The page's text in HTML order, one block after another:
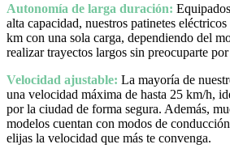
Autonomía de larga duración:
alta capacidad, nuestros patinetes
km con una sola carga, dependiendo del
realizar trayectos largos sin preocuparte
Velocidad ajustable: La mayoría de
una velocidad máxima de hasta 25 km/h,
por la ciudad de forma segura. Además,
modelos cuentan con modos de
elijas la velocidad que más te convenga.